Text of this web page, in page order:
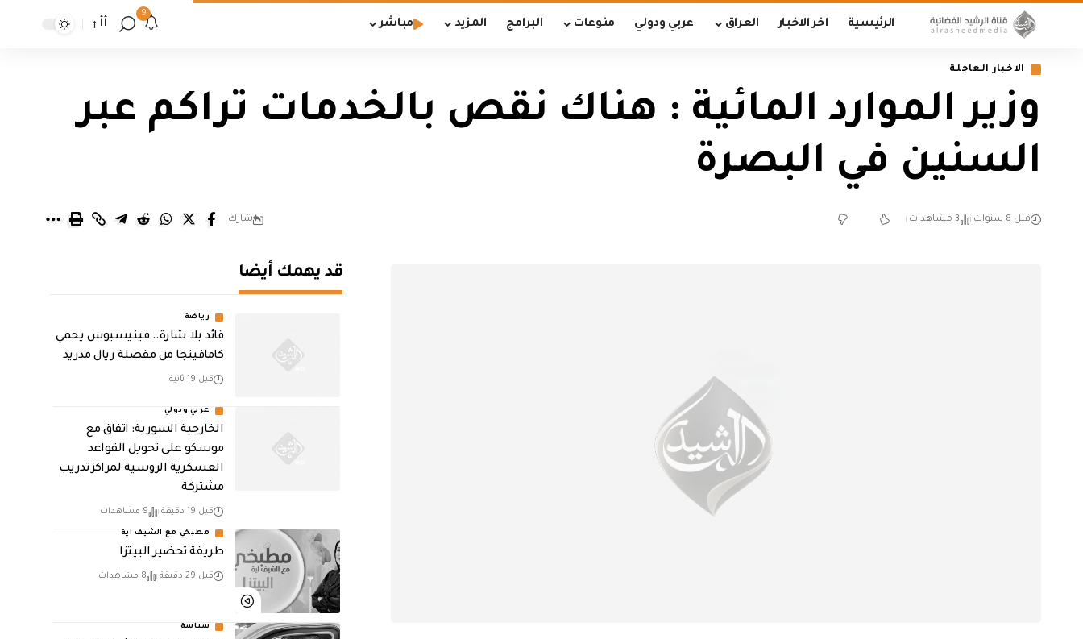
الرئيسية اخر الاخبار العراق عربي ودولي منوعات البرامج المزيد مباشر
9
أأ
الاخبار العاجلة
وزير الموارد المائية : هناك نقص بالخدمات تراكم عبر
السنين في البصرة
قبل 8 سنوات 3 مشاهدات شارك
قد يهمك أيضا
رياضة
قائد بلا شارة.. فينيسيوس يحمي
كامافينجا من مقصلة ريال مدريد
قبل 19 ثانية
عربي ودولي
الخارجية السورية: اتفاق مع
موسكو على تحويل القواعد
العسكرية الروسية لمراكز تدريب
مشتركة
قبل 19 دقيقة 9 مشاهدات
مطبخي مع الشيف اية
طريقة تحضير البيتزا
قبل 29 دقيقة 8 مشاهدات
سياسة